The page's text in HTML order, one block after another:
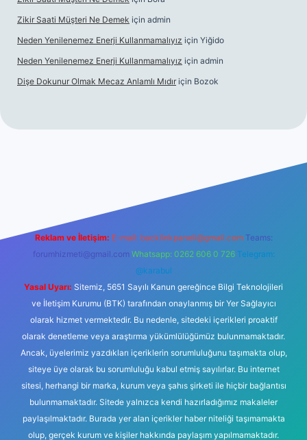
Zikir Saati Müşteri Ne Demek için admin
Neden Yenilenemez Enerji Kullanmamalıyız için Yiğido
Neden Yenilenemez Enerji Kullanmamalıyız için admin
Dişe Dokunur Olmak Mecaz Anlamlı Mıdır için Bozok
Reklam ve İletişim: E-mail: backlinkpaneli@gmail.com Teams:
forumhizmeti@gmail.com Whatsapp: 0262 606 0 726 Telegram:
@karabul
Yasal Uyarı: Sitemiz, 5651 Sayılı Kanun gereğince Bilgi Teknolojileri
ve İletişim Kurumu (BTK) tarafından onaylanmış bir Yer Sağlayıcı
olarak hizmet vermektedir. Bu nedenle, sitedeki içerikleri proaktif
olarak denetleme veya araştırma yükümlülüğümüz bulunmamaktadır.
Ancak, üyelerimiz yazdıkları içeriklerin sorumluluğunu taşımakta olup,
siteye üye olarak bu sorumluluğu kabul etmiş sayılırlar. Bu internet
sitesi, herhangi bir marka, kurum veya şahıs şirketi ile hiçbir bağlantısı
bulunmamaktadır. Sitede yalnızca kendi hazırladığımız makaleler
paylaşılmaktadır. Burada yer alan içerikler haber niteliği taşımamakta
olup, gerçek kurum ve kişiler hakkında paylaşım yapılmamaktadır.